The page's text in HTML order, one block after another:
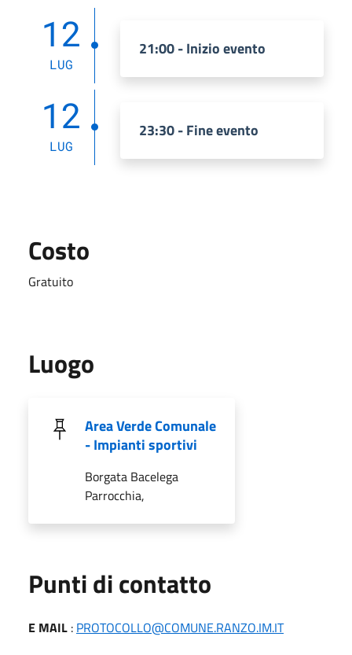
12
LUG
21:00 - Inizio evento
12
LUG
23:30 - Fine evento
Costo
Gratuito
Luogo
Area Verde Comunale
- Impianti sportivi
Borgata Bacelega
Parrocchia,
Punti di contatto
E MAIL : PROTOCOLLO@COMUNE.RANZO.IM.IT